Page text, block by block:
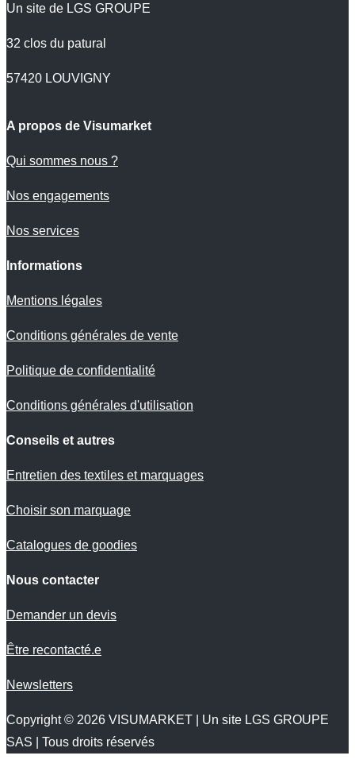
Un site de LGS GROUPE
32 clos du patural
57420 LOUVIGNY
A propos de Visumarket
Qui sommes nous ?
Nos engagements
Nos services
Informations
Mentions légales
Conditions générales de vente
Politique de confidentialité
Conditions générales d'utilisation
Conseils et autres
Entretien des textiles et marquages
Choisir son marquage
Catalogues de goodies
Nous contacter
Demander un devis
Être recontacté.e
Newsletters
Copyright © 2026 VISUMARKET | Un site LGS GROUPE
SAS | Tous droits réservés